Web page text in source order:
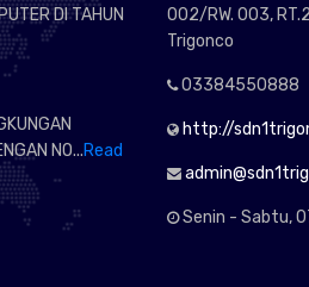
DI TAHUN
NO...Read
002/RW. 003,
Trigonco
03384550888
http://
Senin - Sabtu,